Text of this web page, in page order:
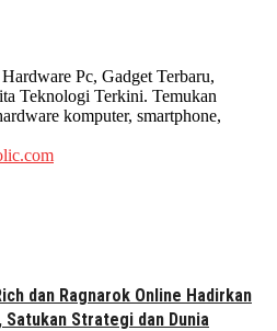
Pc, Gadget Terbaru,
Teknologi Terkini. Temukan
komputer, smartphone,
dan Ragnarok Online Hadirkan
Satukan Strategi dan Dunia